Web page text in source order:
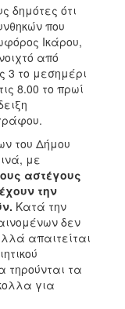
δημότες ότι
που
Ικάρου,
από
3 το μεσημέρι
8.00 το πρωί
του Δήμου
με
αστέγους
την
Κατά την
δεν
απαιτείται
τηρούνται τα
για